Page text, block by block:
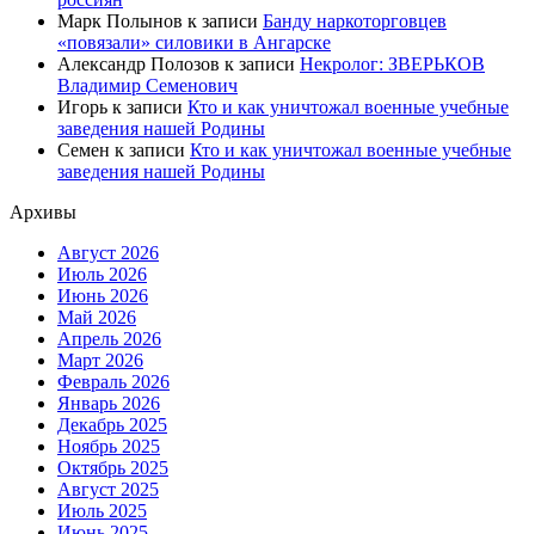
Марк Полынов к записи Банду наркоторговцев
«повязали» силовики в Ангарске
Александр Полозов к записи Некролог: ЗВЕРЬКОВ
Владимир Семенович
Игорь к записи Кто и как уничтожал военные учебные
заведения нашей Родины
Семен к записи Кто и как уничтожал военные учебные
заведения нашей Родины
Архивы
Август 2026
Июль 2026
Июнь 2026
Май 2026
Апрель 2026
Март 2026
Февраль 2026
Январь 2026
Декабрь 2025
Ноябрь 2025
Октябрь 2025
Август 2025
Июль 2025